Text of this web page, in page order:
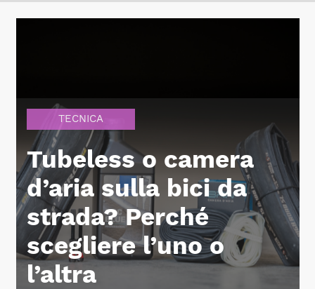
TECNICA
Tubeless o camera
d’aria sulla bici da
strada? Perché
scegliere l’uno o
l’altra